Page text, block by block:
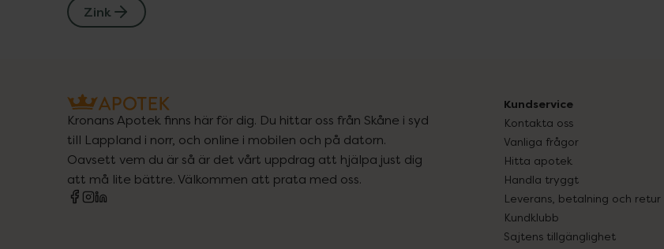
Zink
Kronans Apotek finns här för dig. Du hittar oss från Skåne i syd
till Lappland i norr, och online i mobilen och på datorn.
Oavsett vem du är så är det vårt uppdrag att hjälpa just dig
att må lite bättre. Välkommen att prata med oss.
Kundservice
Kontakta oss
Vanliga frågor
Hitta apotek
Handla tryggt
Leverans, betalning och retur
Kundklubb
Sajtens tillgänglighet